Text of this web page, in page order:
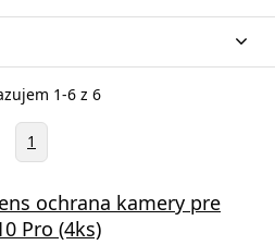
1-6 z 6
1
ochrana kamery pre
Pro (4ks)